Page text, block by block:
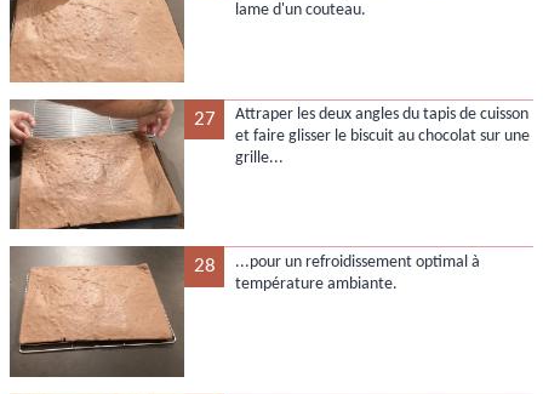
lame d'un couteau.
27
Attraper les deux angles du tapis de cuisson
et faire glisser le biscuit au chocolat sur une
grille...
28
...pour un refroidissement optimal à
température ambiante.